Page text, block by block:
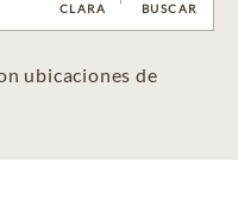
CLARA BUSCAR
ubicaciones de